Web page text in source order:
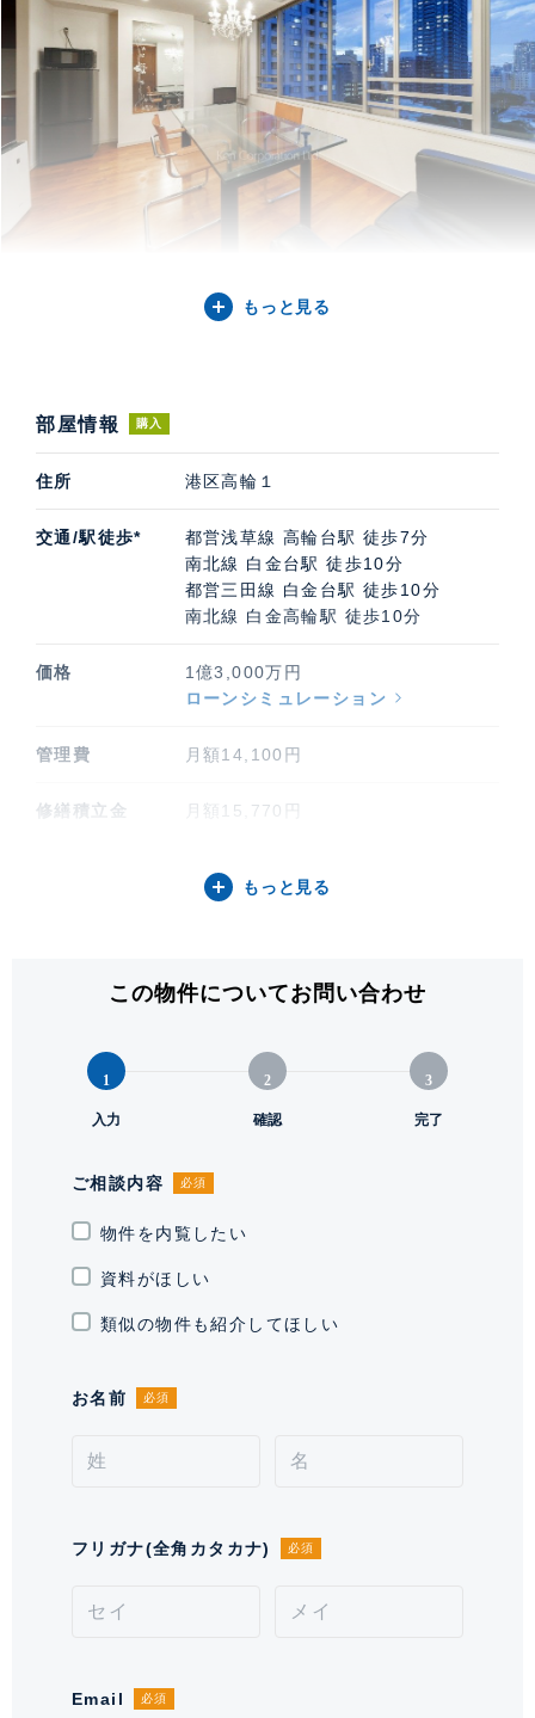
能性を兼ね備えた上質な空間。リビングダイニングには床暖
り、細部にまでこだわった贅沢な設計が、快適で豊かな暮ら
四季折々の表情を見せるプライベートガーデンや、グランド
もっと見る
部屋情報 購入
住所 港区高輪１
交通/駅徒歩*
都営浅草線 高輪台駅 徒歩7分
南北線 白金台駅 徒歩10分
都営三田線 白金台駅 徒歩10分
南北線 白金高輪駅 徒歩10分
価格
1億3,000万円
ローンシミュレーション
管理費 月額14,100円
修繕積立金 月額15,770円
ご参照ください）
42.03㎡ (12.71坪)
バルコニー関連
階建 / 所在階 地上9階建 / 8階部分
構造 / 総戸数 鉄筋コンクリート造 / 88戸
竣工 2005年12月
敷地権利 所有権
引渡時期
施工業者 大成建設 株式会社
管理 / 勤務形態 全部委託 / 常勤管理
もっと見る
この物件についてお問い合わせ
1
入力
2
確認
3
完了
ご相談内容 必須
物件を内覧したい
資料がほしい
類似の物件も紹介してほしい
お名前 必須
フリガナ(全角カタカナ) 必須
Email 必須